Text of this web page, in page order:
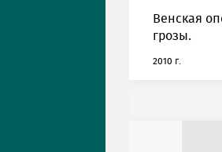
Венская
грозы.
2010 г.